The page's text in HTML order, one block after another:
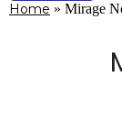
Home » Mirage